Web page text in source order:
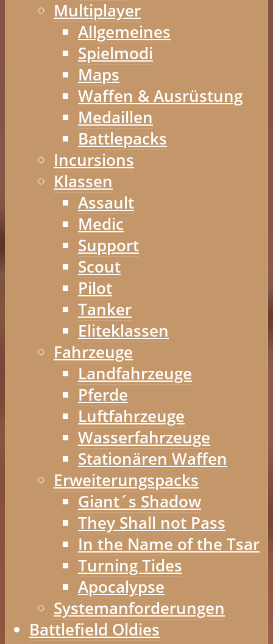
Multiplayer
Allgemeines
Spielmodi
Maps
Waffen & Ausrüstung
Medaillen
Battlepacks
Incursions
Klassen
Assault
Medic
Support
Scout
Pilot
Tanker
Eliteklassen
Fahrzeuge
Landfahrzeuge
Pferde
Luftfahrzeuge
Wasserfahrzeuge
Stationären Waffen
Erweiterungspacks
Giant´s Shadow
They Shall not Pass
In the Name of the Tsar
Turning Tides
Apocalypse
Systemanforderungen
Battlefield Oldies